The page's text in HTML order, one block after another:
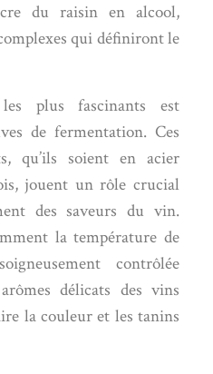
du raisin en alcool,
qui définiront le
plus fascinants est
de fermentation. Ces
qu’ils soient en acier
jouent un rôle crucial
des saveurs du vin.
la température de
contrôlée
délicats des vins
la couleur et les tanins